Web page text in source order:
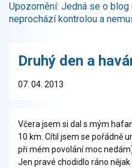
Upozornění: Jedná se o
neprochází kontrolou a
Druhý den a
07. 04. 2013
Včera jsem si dal s mým
10 km. Cítil jsem se pořádně
při mém povolání moc
Jen pravé chodidlo ráno